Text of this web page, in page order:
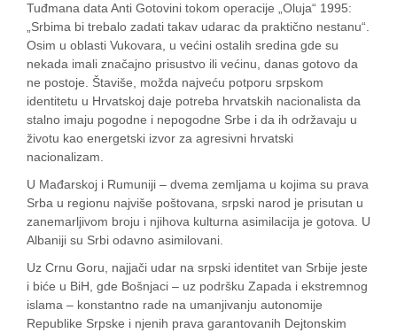
Tuđmana data Anti Gotovini tokom operacije „Oluja“ 1995:
„Srbima bi trebalo zadati takav udarac da praktično nestanu“.
Osim u oblasti Vukovara, u većini ostalih sredina gde su
nekada imali značajno prisustvo ili većinu, danas gotovo da
ne postoje. Štaviše, možda najveću potporu srpskom
identitetu u Hrvatskoj daje potreba hrvatskih nacionalista da
stalno imaju pogodne i nepogodne Srbe i da ih održavaju u
životu kao energetski izvor za agresivni hrvatski
nacionalizam.
U Mađarskoj i Rumuniji – dvema zemljama u kojima su prava
Srba u regionu najviše poštovana, srpski narod je prisutan u
zanemarljivom broju i njihova kulturna asimilacija je gotova. U
Albaniji su Srbi odavno asimilovani.
Uz Crnu Goru, najjači udar na srpski identitet van Srbije jeste
i biće u BiH, gde Bošnjaci – uz podršku Zapada i ekstremnog
islama – konstantno rade na umanjivanju autonomije
Republike Srpske i njenih prava garantovanih Dejtonskim